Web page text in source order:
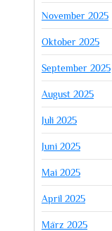
November 2025
Oktober 2025
September 2025
August 2025
Juli 2025
Juni 2025
Mai 2025
April 2025
März 2025